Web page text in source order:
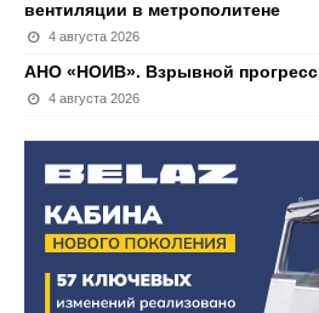
вентиляции в метрополитене
4 августа 2026
АНО «НОИВ». Взрывной прогресс
4 августа 2026